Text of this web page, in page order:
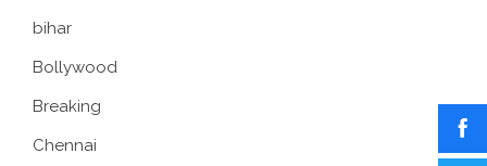
bihar
Bollywood
Breaking
Chennai